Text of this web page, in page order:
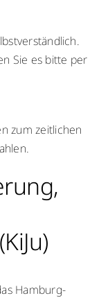
Sie es bitte per
zum zeitlichen
Hamburg-